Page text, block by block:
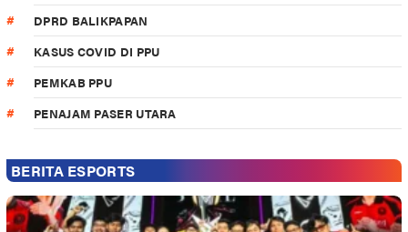
DPRD BALIKPAPAN
KASUS COVID DI PPU
PEMKAB PPU
PENAJAM PASER UTARA
BERITA ESPORTS